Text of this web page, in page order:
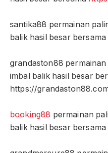
santika88 permainan
balik hasil besar
grandaston88
imbal balik hasil besar
https://
booking88 permainan
balik hasil besar bersama